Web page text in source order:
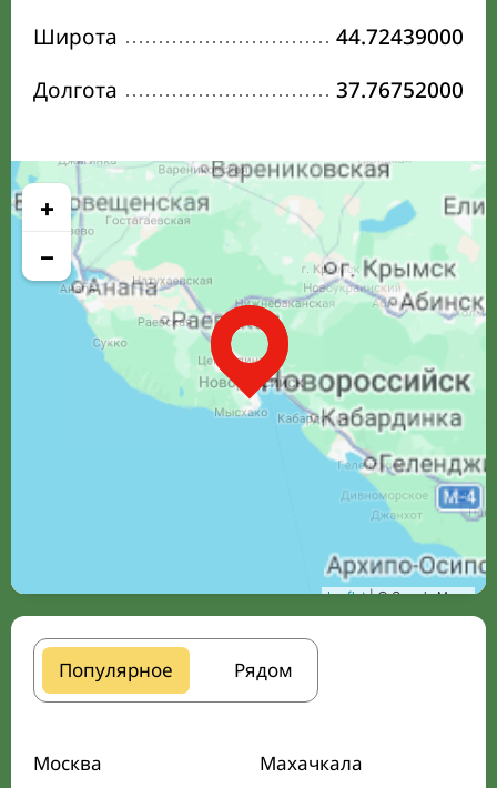
Широта
44.72439000
Долгота
37.76752000
+
−
Leaflet| © Google Maps
Популярное Рядом
Москва
Махачкала